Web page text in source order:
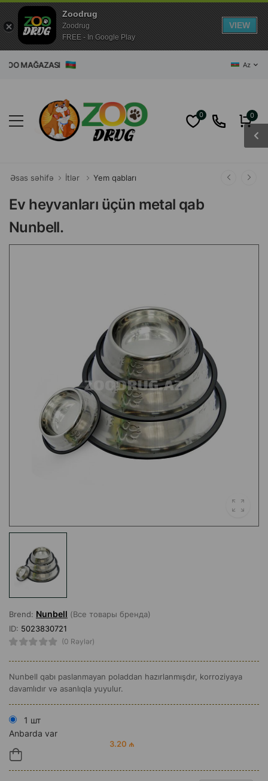
MAĞAZASI Az
0 0
Əsas səhifə İtlər Yem qabları
Ev heyvanları üçün metal qab
Nunbell.
Brend: Nunbell (Все товары бренда)
ID: 5023830721
(0 Rəylər)
Nunbell qabı paslanmayan poladdan hazırlanmışdır, korroziyaya
davamlıdır və asanlıqla yuyulur.
1 шт
Anbarda var
3.20 ₼
Zoodrug
Zoodrug
FREE - In Google Play
VIEW